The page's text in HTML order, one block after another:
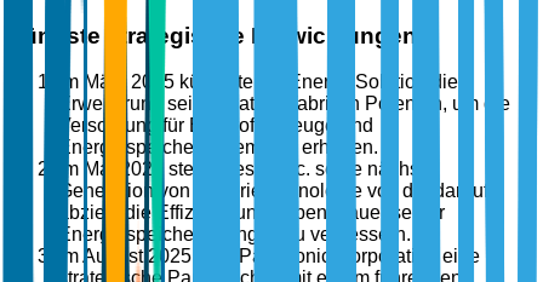
Jüngste strategische Entwicklungen
Im März 2025 kündigte LG Energy Solution die
Erweiterung seiner Batteriefabrik in Polen an, um die
Versorgung für Elektrofahrzeuge und
Energiespeichersysteme zu erhöhen.
Im Mai 2025 stellte Tesla, Inc. seine nächste
Generation von Batterietechnologie vor, die darauf
abzielt, die Effizienz und Lebensdauer seiner
Energiespeicherlösungen zu verbessern.
Im August 2025 ging Panasonic Corporation eine